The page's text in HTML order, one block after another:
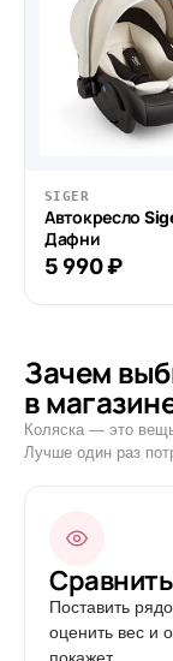
SIGER
Автокресло
Дафни
5 990 ₽
Зачем
в
Коляска — это
Лучше один раз
Поставить
оценить вес и